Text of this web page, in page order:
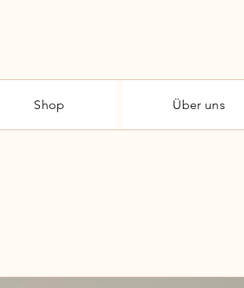
Shop Über uns